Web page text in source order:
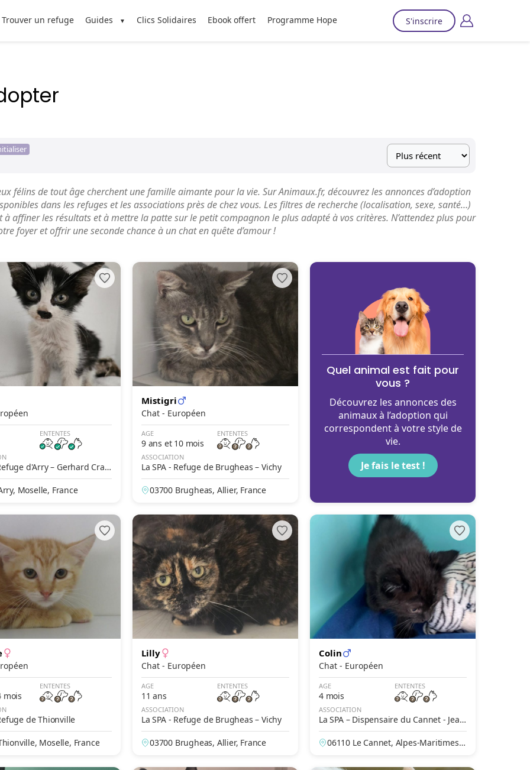
Trouver un refuge Guides Clics Solidaires Ebook offert Programme Hope S'inscrire
félins de tout âge cherchent une famille aimante pour la vie. Sur Animaux.fr, découvrez les annonces d’adoption
dans les refuges et les associations près de chez vous. Les filtres de recherche (localisation, sexe, santé…)
à affiner les résultats et à mettre la patte sur le petit compagnon le plus adapté à vos critères. N’attendez plus pour
foyer et offrir une seconde chance à un chat en quête d’amour !
Européen
ENTENTES
d'Arry – Gerhard Cra
Moselle, France
Mistigri
Chat - Européen
AGE
9 ans et 10 mois
ENTENTES
ASSOCIATION
La SPA - Refuge de Brugheas – Vichy
03700 Brugheas, Allier, France
Quel animal est fait pour
vous ?
Découvrez les annonces des
animaux à l’adoption qui
correspondent à votre style de
vie.
Je fais le test !
Européen
mois
ENTENTES
de Thionville
Moselle, France
Lilly
Chat - Européen
AGE
11 ans
ENTENTES
ASSOCIATION
La SPA - Refuge de Brugheas – Vichy
03700 Brugheas, Allier, France
Colin
Chat - Européen
AGE
4 mois
ENTENTES
ASSOCIATION
La SPA – Dispensaire du Cannet - Jean
ine Vincent
06110 Le Cannet, Alpes-Maritimes,